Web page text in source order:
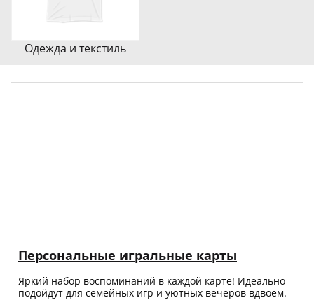
Одежда и текстиль
Персональные игральные карты
Яркий набор воспоминаний в каждой карте! Идеально
подойдут для семейных игр и уютных вечеров вдвоём.